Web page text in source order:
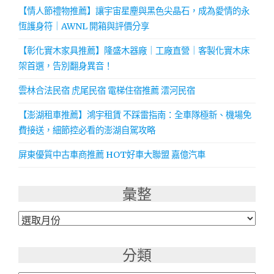
【情人節禮物推薦】讓宇宙星塵與黑色尖晶石，成為愛情的永
恆護身符｜AWNL 開箱與評價分享
【彰化實木家具推薦】隆盛木器廠｜工廠直營｜客製化實木床
架首選，告別翻身異音！
雲林合法民宿 虎尾民宿 電梯住宿推薦 澐河民宿
【澎湖租車推薦】鴻宇租賃 不踩雷指南：全車隊極新、機場免
費接送，細節控必看的澎湖自駕攻略
屏東優質中古車商推薦 HOT好車大聯盟 嘉億汽車
彙整
彙
分類